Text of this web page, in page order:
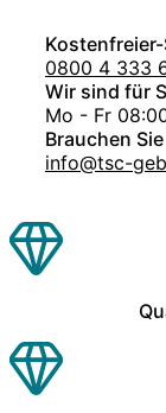
0800 4 333
Wir sind für
Mo - Fr
Brauchen
info@tsc-